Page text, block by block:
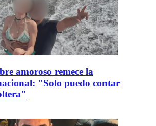
amoroso remece la
"Solo puedo contar